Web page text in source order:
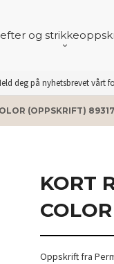
deg på nyhetsbrevet vårt
og
(OPPSKRIFT)
KORT
Oppskrift fra